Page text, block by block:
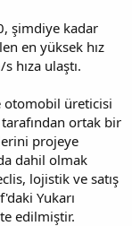
şimdiye kadar
en yüksek hız
hıza ulaştı.
otomobil üreticisi
ortak bir
projeye
dahil olmak
lojistik ve satış
Yukarı
edilmiştir.